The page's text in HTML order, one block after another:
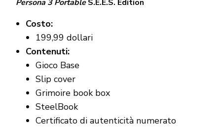
Persona 3 PortableS.E.E.S. Edition
Costo:
199,99 dollari
Contenuti:
Gioco Base
Slip cover
Grimoire book box
SteelBook
Certificato di autenticità numerato